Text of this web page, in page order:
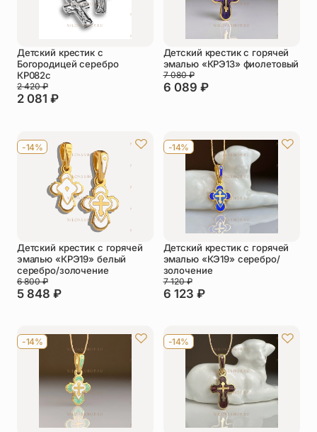
Детский крестик с
Богородицей серебро
КР082с
2 081 ₽
2 420₽
Детский крестик с горячей
эмалью «КРЭ13» фиолетовый
6 089 ₽
7 080₽
-14%
Детский крестик с горячей
эмалью «КРЭ19» белый
серебро/золочение
5 848 ₽
6 800₽
-14%
Детский крестик с горячей
эмалью «КЭ19» серебро/
золочение
6 123 ₽
7 120₽
-14% -14%